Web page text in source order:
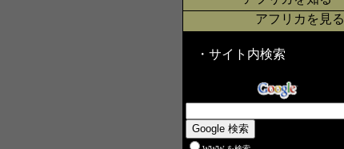
アフリカを見る
・サイト内検索